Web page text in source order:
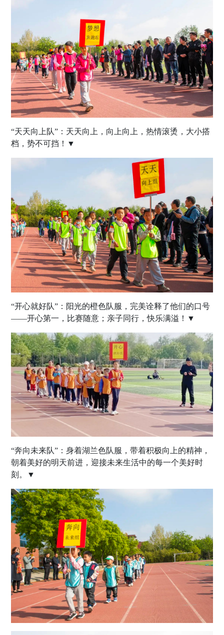
“天天向上队”：天天向上，向上向上，热情滚烫，大小搭
档，势不可挡！▼
“开心就好队”：阳光的橙色队服，完美诠释了他们的口号
——开心第一，比赛随意；亲子同行，快乐满溢！▼
“奔向未来队”：身着湖兰色队服，带着积极向上的精神，
朝着美好的明天前进，迎接未来生活中的每一个美好时
刻。▼